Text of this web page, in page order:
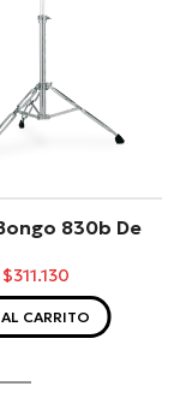
830b De
$311.130
CARRITO